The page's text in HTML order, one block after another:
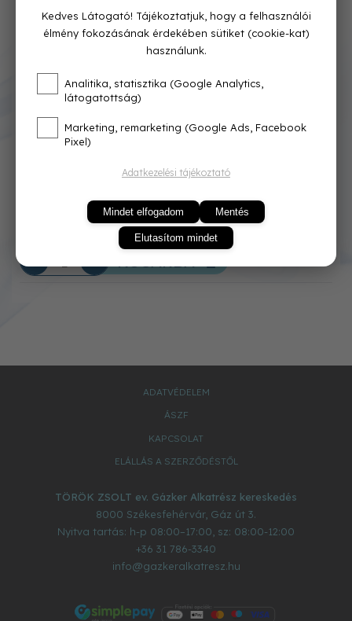
Cikkszám: 65116556-03
Azonnal raktárról
15 000 Ft
KOSÁRBA
ADATVÉDELEM
ÁSZF
KAPCSOLAT
ELÁLLÁS A SZERZŐDÉSTŐL
TÖRÖK ZSOLT ev. Gázker Alkatrész kereskedés
8000 Székesfehérvár, Gáz út 3.
Nyitva tartás: h-p 08:00–17:00, sz: 08:00-12:00
+36 31 786-3340
info@gazkeralkatresz.hu
Kedves Látogató! Tájékoztatjuk, hogy a felhasználói
élmény fokozásának érdekében sütiket (cookie-kat)
használunk.
Analitika, statisztika (Google Analytics,
látogatottság)
Marketing, remarketing (Google Ads, Facebook
Pixel)
Adatkezelési tájékoztató
Mindet elfogadom Mentés
Elutasítom mindet